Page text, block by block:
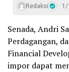
Redaksi
Senada, Andri
Perdagangan,
Financial
impor dapat